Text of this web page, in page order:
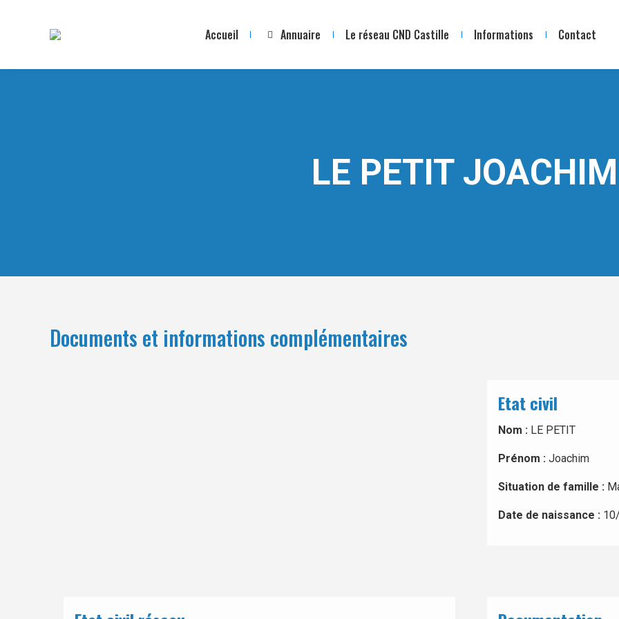
Accueil Annuaire Le réseau CND Castille Informations Contact
LE PETIT JOACHIM
Documents et informations complémentaires
Etat civil
Nom : LE PETIT
Prénom : Joachim
Situation de famille :
Date de naissance :